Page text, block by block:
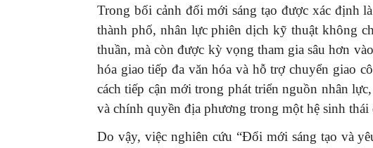
Trong bối cảnh đổi mới sáng tạo được xác định
thành phố, nhân lực phiên dịch kỹ thuật không
thuần, mà còn được kỳ vọng tham gia sâu hơn
hóa giao tiếp đa văn hóa và hỗ trợ chuyển giao
cách tiếp cận mới trong phát triển nguồn nhân
và chính quyền địa phương trong một hệ sinh thái
Do vậy, việc nghiên cứu “Đổi mới sáng tạo và